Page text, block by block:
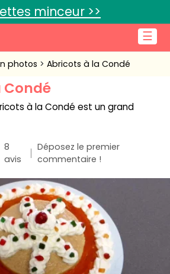
☰
minceur >>
Connexion
photos Abricots à la Condé
Condé
à la Condé est un grand
8
avis
Déposez le premier
commentaire !